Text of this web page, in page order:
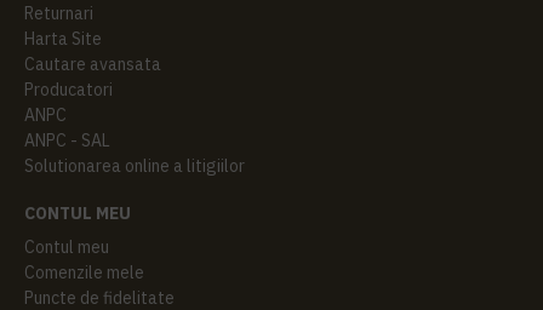
Returnari
Harta Site
Cautare avansata
Producatori
ANPC
ANPC - SAL
Solutionarea online a litigiilor
CONTUL MEU
Contul meu
Comenzile mele
Puncte de fidelitate